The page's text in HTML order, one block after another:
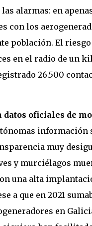
alarmas: en
con los
población. El
en el radio de un
26.500
oficiales de
información
muy
y murciélagos
una alta
a que en 2021
en